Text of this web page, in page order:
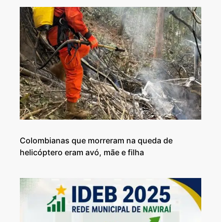
Colombianas que morreram na queda de
helicóptero eram avó, mãe e filha